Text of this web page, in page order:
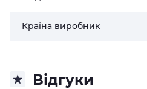
Країна виробник
Відгуки